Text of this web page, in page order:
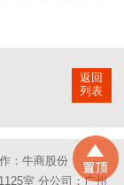
返回
列表
：牛商股份
室 分公司：广州